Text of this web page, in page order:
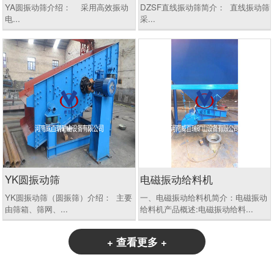
YA圆振动筛介绍： 采用高效振动
电...
DZSF直线振动筛简介： 直线振动筛
采...
YK圆振动筛
YK圆振动筛（圆振筛）介绍： 主要
由筛箱、筛网、...
电磁振动给料机
一、电磁振动给料机简介：电磁振动
给料机产品概述:电磁振动给料...
+ 查看更多 +